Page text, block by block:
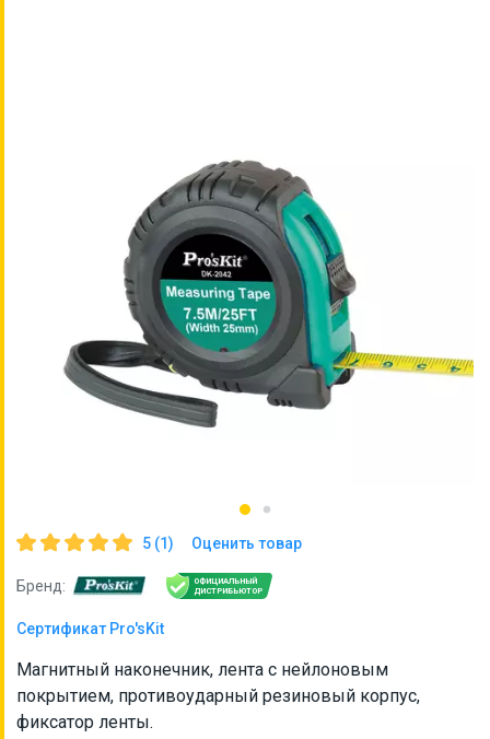
5 (1) Оценить товар
Бренд:
ОФИЦИАЛЬНЫЙ
ДИСТРИБЬЮТОР
Сертификат Pro'sKit
Магнитный наконечник, лента с нейлоновым
покрытием, противоударный резиновый корпус,
фиксатор ленты.